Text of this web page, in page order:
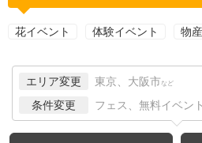
花イベント 体験イベント 物
エリア変更 東京、大阪市 など
条件変更 フェス、無料イベント